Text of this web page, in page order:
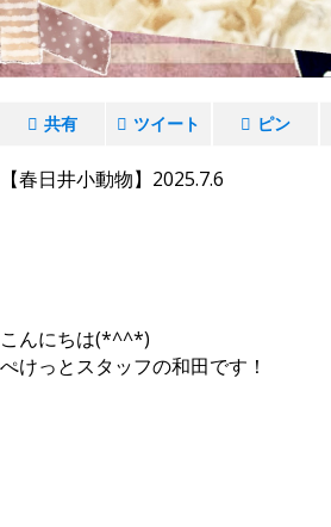
共有 ツイート ピン
【春日井小動物】2025.7.6
こんにちは(*^^*)
ぺけっとスタッフの和田です！